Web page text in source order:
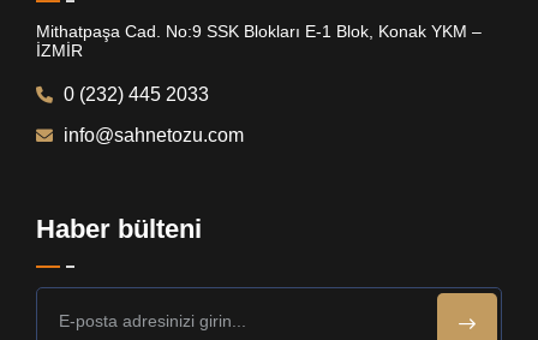
Mithatpaşa Cad. No:9 SSK Blokları E-1 Blok, Konak YKM –
İZMİR
0 (232) 445 2033
info@sahnetozu.com
Haber bülteni